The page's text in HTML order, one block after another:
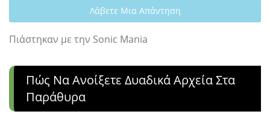
Λάβετε Μια Απάντηση
Πιάστηκαν με την Sonic Mania
Πώς Να Ανοίξετε Δυαδικά Αρχεία Στα
Παράθυρα